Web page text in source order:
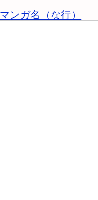
マンガ名（な行）